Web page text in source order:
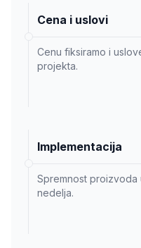
Cena i uslovi
Cenu fiksiramo i
projekta.
Implementacija
Spremnost proizvoda
nedelja.